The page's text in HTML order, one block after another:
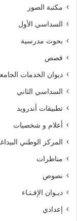
مكتبة الصور
السداسي الأول
بحوث مدرسية
قصص
ديوان الخدمات
السداسي الثاني
تطبيقات أندرويد
أعلام و شخصيات
المركز الوطني
مناظرات
نصوص
ديـوان الإفـتـاء
إعدادي